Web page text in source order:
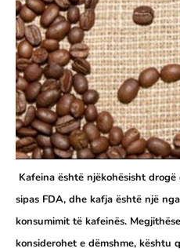
Kafeina është njëkohësisht
sipas FDA, dhe kafja është një
konsumimit të kafeinës.
konsiderohet e dëmshme, kështu